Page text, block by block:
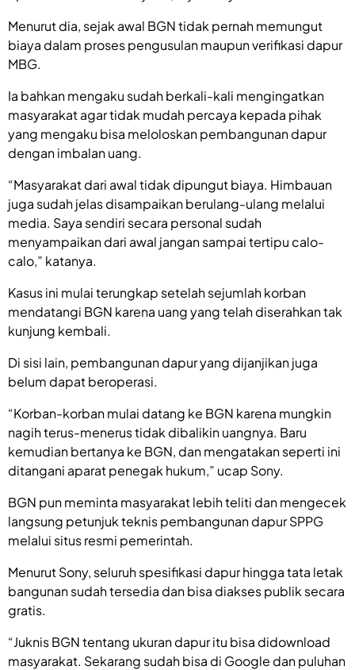
Menurut dia, sejak awal BGN tidak pernah memungut
biaya dalam proses pengusulan maupun verifikasi dapur
MBG.
Ia bahkan mengaku sudah berkali-kali mengingatkan
masyarakat agar tidak mudah percaya kepada pihak
yang mengaku bisa meloloskan pembangunan dapur
dengan imbalan uang.
“Masyarakat dari awal tidak dipungut biaya. Himbauan
juga sudah jelas disampaikan berulang-ulang melalui
media. Saya sendiri secara personal sudah
menyampaikan dari awal jangan sampai tertipu calo-
calo,” katanya.
Kasus ini mulai terungkap setelah sejumlah korban
mendatangi BGN karena uang yang telah diserahkan tak
kunjung kembali.
Di sisi lain, pembangunan dapur yang dijanjikan juga
belum dapat beroperasi.
“Korban-korban mulai datang ke BGN karena mungkin
nagih terus-menerus tidak dibalikin uangnya. Baru
kemudian bertanya ke BGN, dan mengatakan seperti ini
ditangani aparat penegak hukum,” ucap Sony.
BGN pun meminta masyarakat lebih teliti dan mengecek
langsung petunjuk teknis pembangunan dapur SPPG
melalui situs resmi pemerintah.
Menurut Sony, seluruh spesifikasi dapur hingga tata letak
bangunan sudah tersedia dan bisa diakses publik secara
gratis.
“Juknis BGN tentang ukuran dapur itu bisa didownload
masyarakat. Sekarang sudah bisa di Google dan puluhan